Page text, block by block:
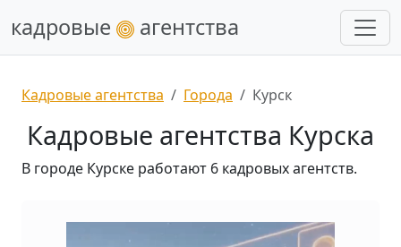
кадровые агентства
Кадровые агентства Города Курск
Кадровые агентства Курска
В городе Курске работают 6 кадровых агентств.